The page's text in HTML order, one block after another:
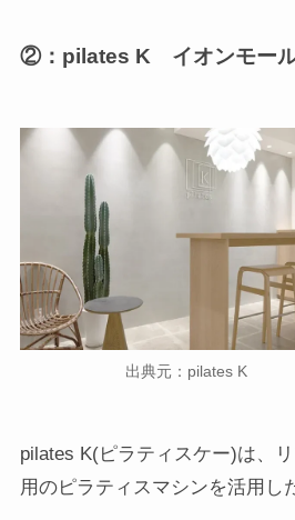
②：pilates K イオンモー
出典元：pilates K
pilates K(ピラティスケー)は、
用のピラティスマシンを活用し